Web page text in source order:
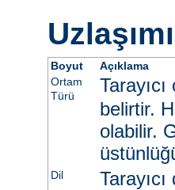
Boyut
Açıklama
Ortam
Türü
belirtir.
olabilir.
Dil